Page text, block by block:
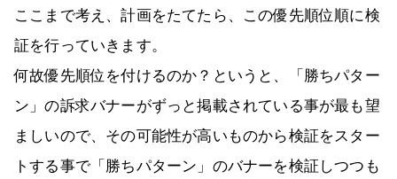
ここまで考え、計画をたてたら、この優先順位順に検
証を行っていきます。
何故優先順位を付けるのか？というと、「勝ちパター
ン」の訴求バナーがずっと掲載されている事が最も望
ましいので、その可能性が高いものから検証をスター
トする事で「勝ちパターン」のバナーを検証しつつも